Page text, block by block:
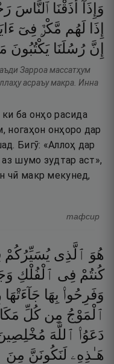
وَإِذَآ أَذَقْنَا ٱلنَّاسَ
إِذَا
لَهُم مَّكْرٌۭ فِىٓ
إِنَّ رُسُلَنَا يَكْتُبُونَ
Зарроа массатҳум
асраъу макра. Инна
ба онҳо расида
ногаҳон онҳоро дар
Бигӯ: «Аллоҳ дар
шумо зудтар аст»,
чӣ макр мекунед,
тафсир
هُوَ ٱلَّذِى يُسَيِّرُكُمْ
كُنتُمْ فِى ٱلْفُلْكِ
وَفَرِحُوا۟ بِهَا جَآءَتْهَا
ٱلْمَوْجُ مِن كُلِّ
دَعَوُا۟ ٱللَّهَ
هَـٰذِهِۦ لَنَكُونَنَّ مِنَ